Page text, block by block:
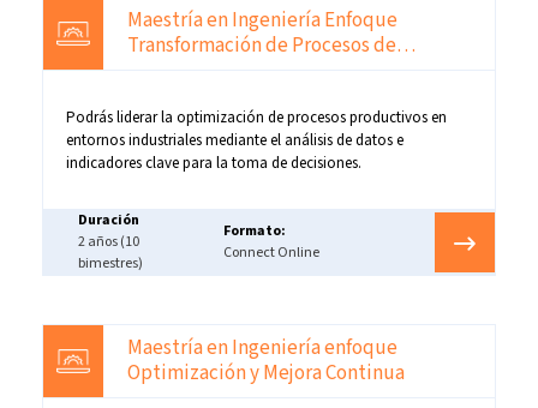
Maestría en Ingeniería Enfoque
Transformación de Procesos de
Podrás liderar la optimización de procesos productivos en
entornos industriales mediante el análisis de datos e
indicadores clave para la toma de decisiones.
Duración
2 años (10
bimestres)
Formato:
Connect Online
Maestría en Ingeniería enfoque
Optimización y Mejora Continua